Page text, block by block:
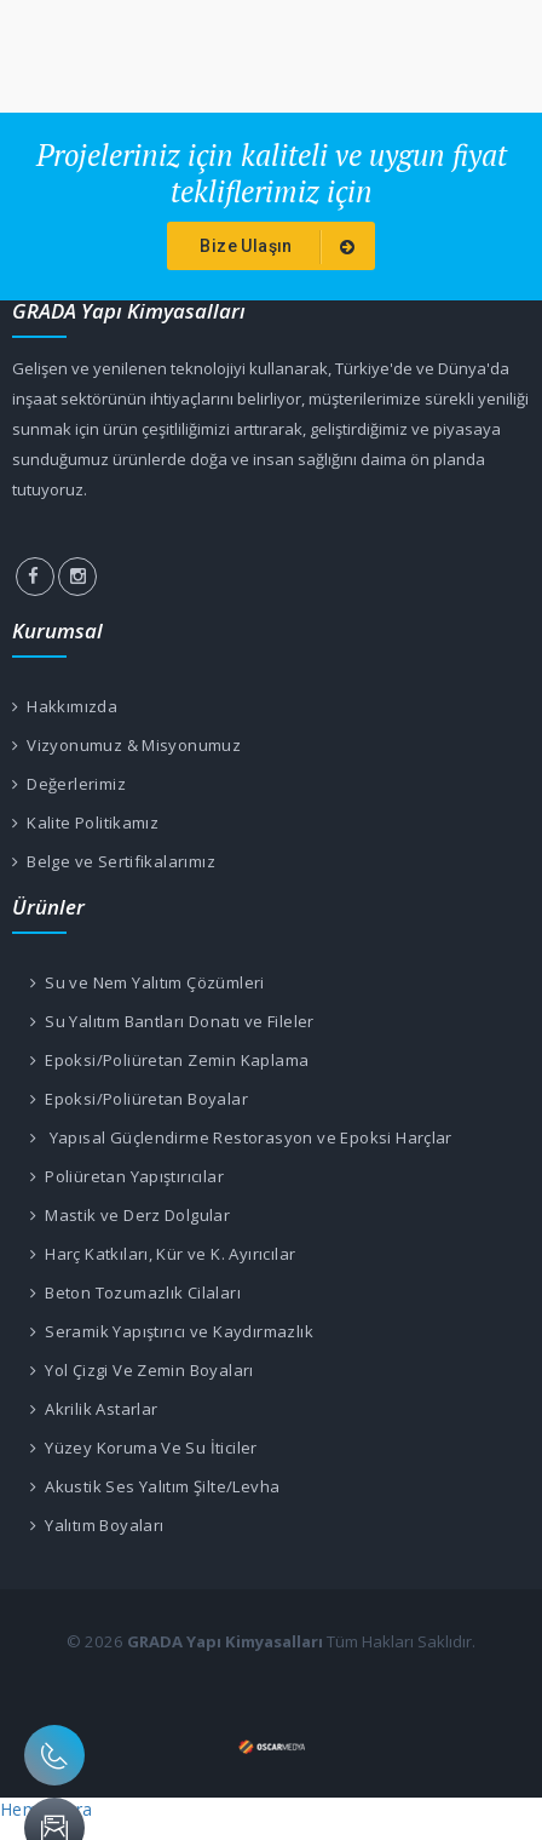
Projeleriniz için kaliteli ve uygun fiyat
tekliflerimiz için
Bize Ulaşın
GRADA Yapı Kimyasalları
Gelişen ve yenilenen teknolojiyi kullanarak, Türkiye'de ve Dünya'da
inşaat sektörünün ihtiyaçlarını belirliyor, müşterilerimize sürekli yeniliği
sunmak için ürün çeşitliliğimizi arttırarak, geliştirdiğimiz ve piyasaya
sunduğumuz ürünlerde doğa ve insan sağlığını daima ön planda
tutuyoruz.
Kurumsal
Hakkımızda
Vizyonumuz & Misyonumuz
Değerlerimiz
Kalite Politikamız
Belge ve Sertifikalarımız
Ürünler
Su ve Nem Yalıtım Çözümleri
Su Yalıtım Bantları Donatı ve Fileler
Epoksi/Poliüretan Zemin Kaplama
Epoksi/Poliüretan Boyalar
Yapısal Güçlendirme Restorasyon ve Epoksi Harçlar
Poliüretan Yapıştırıcılar
Mastik ve Derz Dolgular
Harç Katkıları, Kür ve K. Ayırıcılar
Beton Tozumazlık Cilaları
Seramik Yapıştırıcı ve Kaydırmazlık
Yol Çizgi Ve Zemin Boyaları
Akrilik Astarlar
Yüzey Koruma Ve Su İticiler
Akustik Ses Yalıtım Şilte/Levha
Yalıtım Boyaları
© 2026 GRADA Yapı Kimyasalları Tüm Hakları Saklıdır.
Hemen Ara